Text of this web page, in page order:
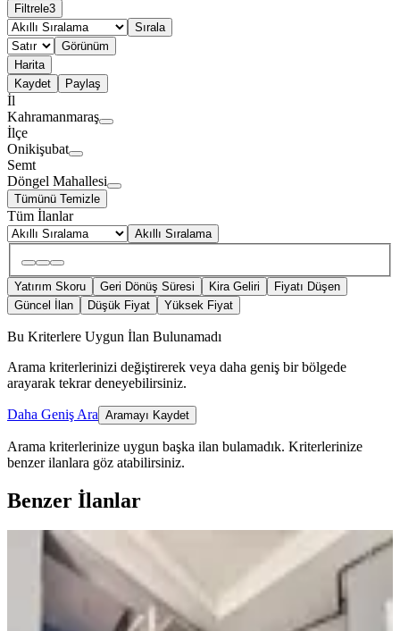
Filtrele3
Sırala
Görünüm
Harita
Kaydet
Paylaş
İl
Kahramanmaraş
İlçe
Onikişubat
Semt
Döngel Mahallesi
Tümünü Temizle
Tüm İlanlar
Akıllı Sıralama
Yatırım Skoru Geri Dönüş Süresi Kira Geliri
Fiyatı Düşen
Güncel İlan
Düşük Fiyat Yüksek Fiyat
Bu Kriterlere Uygun İlan Bulunamadı
Arama kriterlerinizi değiştirerek veya daha geniş bir bölgede
arayarak tekrar deneyebilirsiniz.
Daha Geniş Ara Aramayı Kaydet
Arama kriterlerinize uygun başka ilan bulamadık. Kriterlerinize
benzer ilanlara göz atabilirsiniz.
Benzer İlanlar
Yeni Rota'dan Üniversite Yakını 2+0
Satılık Daire
Onikişubat, Maarif Mahallesi